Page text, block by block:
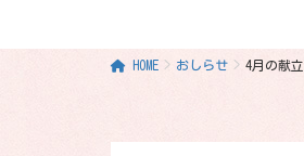
HOME おしらせ 4月の献立